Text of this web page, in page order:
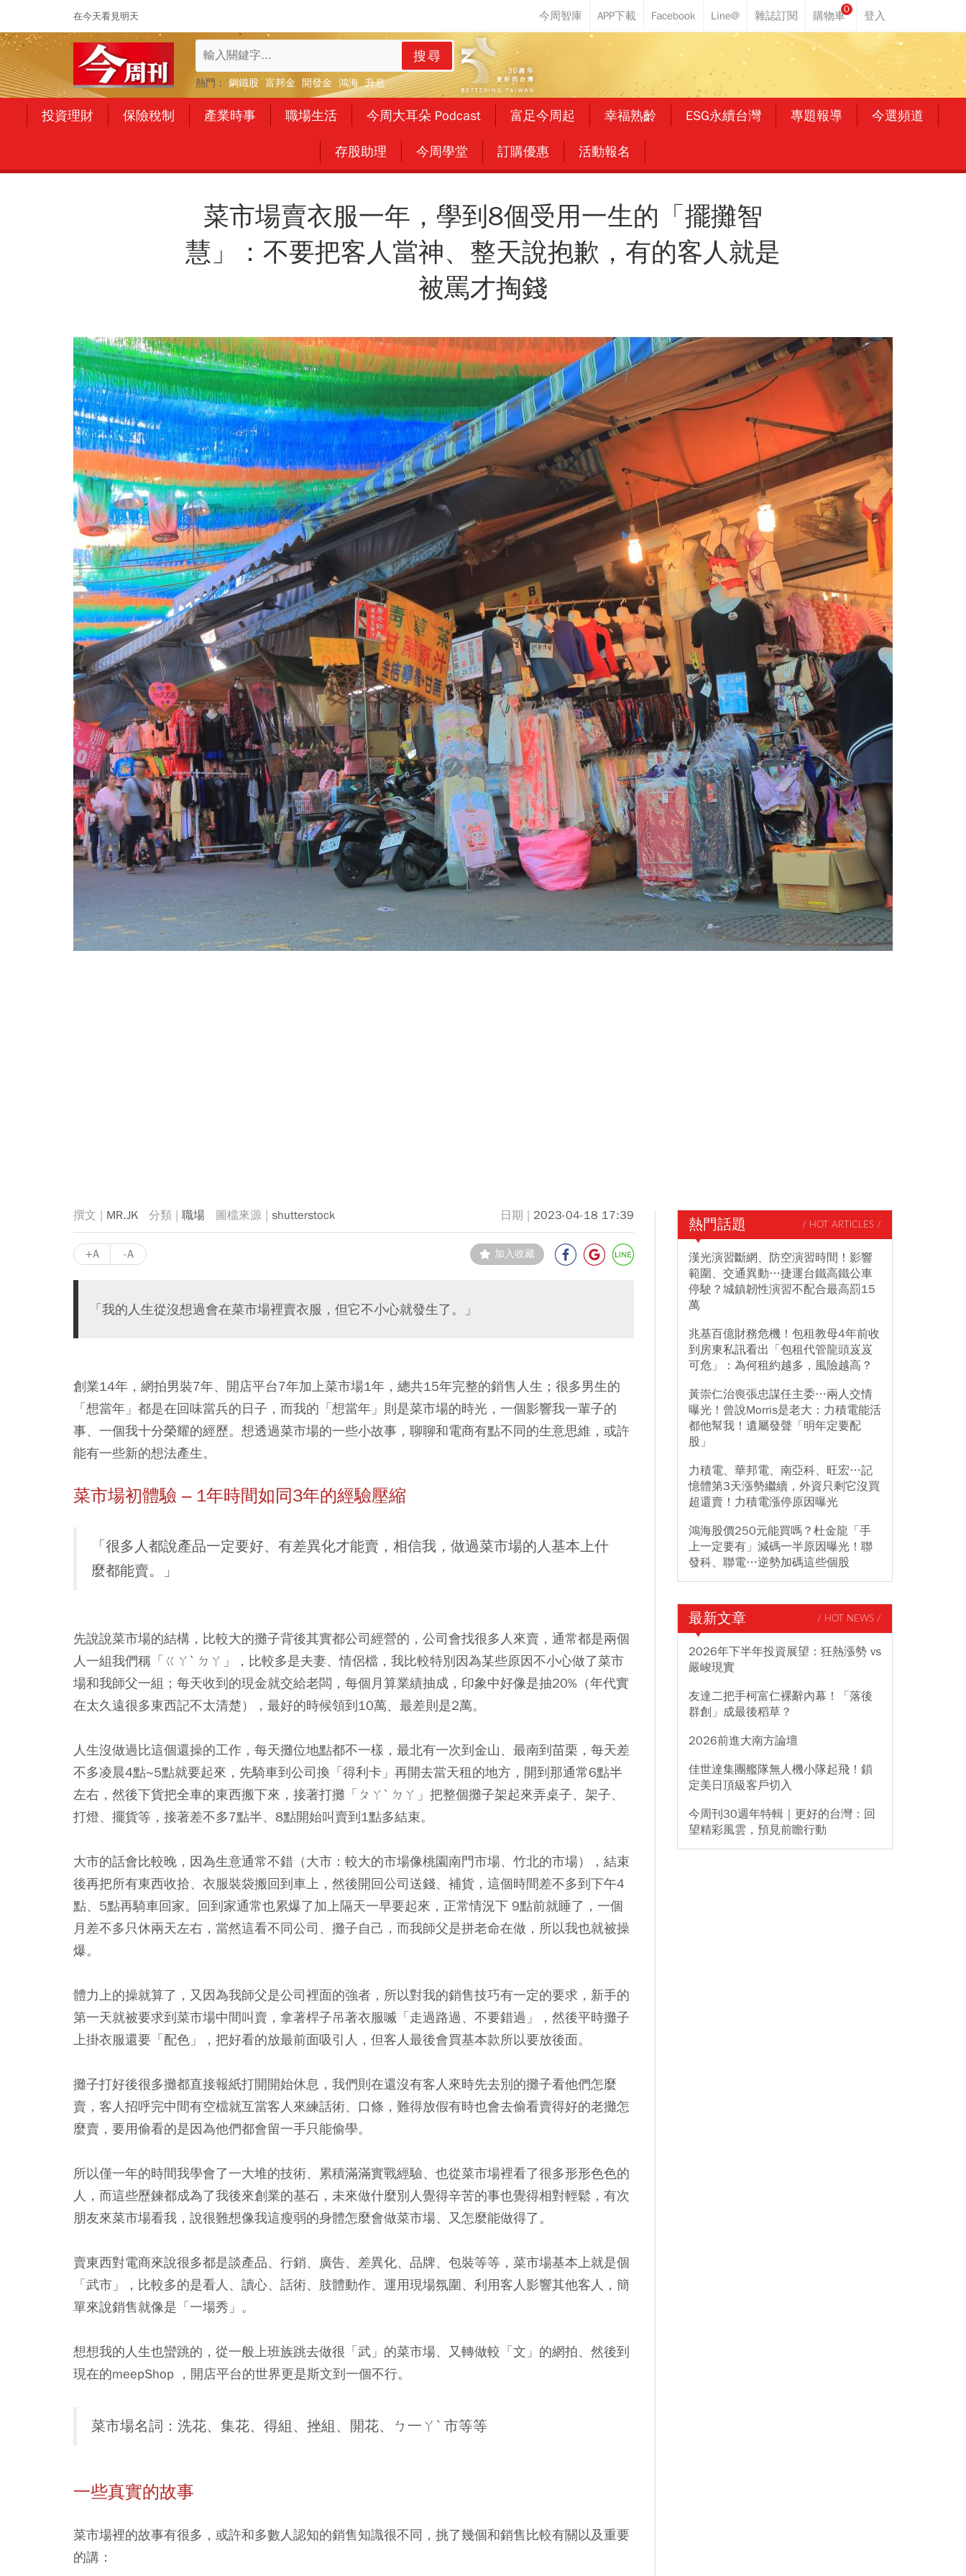
在今天看見明天
0
搜尋
熱門： 鋼鐵股 富邦金 開發金 鴻海 升息
投資理財 保險稅制 產業時事 職場生活 今周大耳朵 Podcast 富足今周起 幸福熟齡 ESG永續台灣 專題報導 今選頻道
存股助理 今周學堂 訂購優惠 活動報名
菜市場賣衣服一年，學到8個受用一生的「擺攤智
慧」：不要把客人當神、整天說抱歉，有的客人就是
被罵才掏錢
MR.JK 職場 shutterstock 2023-04-18 17:39
+A -A 加入收藏
「我的人生從沒想過會在菜市場裡賣衣服，但它不小心就發生了。」
創業14年，網拍男裝7年、開店平台7年加上菜市場1年，總共15年完整的銷售人生；很多男生的
「想當年」都是在回味當兵的日子，而我的「想當年」則是菜市場的時光，一個影響我一輩子的
事、一個我十分榮耀的經歷。想透過菜市場的一些小故事，聊聊和電商有點不同的生意思維，或許
能有一些新的想法產生。
菜市場初體驗 – 1年時間如同3年的經驗壓縮
「很多人都說產品一定要好、有差異化才能賣，相信我，做過菜市場的人基本上什
麼都能賣。」
先說說菜市場的結構，比較大的攤子背後其實都公司經營的，公司會找很多人來賣，通常都是兩個
人一組我們稱「ㄍㄚˋ ㄉㄚ」，比較多是夫妻、情侶檔，我比較特別因為某些原因不小心做了菜市
場和我師父一組；每天收到的現金就交給老闆，每個月算業績抽成，印象中好像是抽20%（年代實
在太久遠很多東西記不太清楚）， 最好的時候領到10萬、最差則是2萬。
人生沒做過比這個還操的工作，每天攤位地點都不一樣，最北有一次到金山、最南到苗栗，每天差
不多凌晨4點~5點就要起來，先騎車到公司換「得利卡」再開去當天租的地方，開到那通常6點半
左右，然後下貨把全車的東西搬下來，接著打攤「ㄆㄚˋ ㄉㄚ」把整個攤子架起來弄桌子、架子、
打燈、擺貨等，接著差不多7點半、8點開始叫賣到1點多結束。
大市的話會比較晚，因為生意通常不錯（大市：較大的市場像桃園南門市場、竹北的市場），結束
後再把所有東西收拾、衣服裝袋搬回到車上，然後開回公司送錢、補貨，這個時間差不多到下午4
點、5點再騎車回家。回到家通常也累爆了加上隔天一早要起來，正常情況下 9點前就睡了， 一個
月差不多只休兩天左右，當然這看不同公司、攤子自己，而我師父是拼老命在做，所以我也就被操
爆。
體力上的操就算了，又因為我師父是公司裡面的強者，所以對我的銷售技巧有一定的要求， 新手的
第一天就被要求到菜市場中間叫賣，拿著桿子吊著衣服喴「走過路過、不要錯過」，然後平時攤子
上掛衣服還要「配色」，把好看的放最前面吸引人，但客人最後會買基本款所以要放後面。
攤子打好後很多攤都直接報紙打開開始休息，我們則在還沒有客人來時先去別的攤子看他們怎麼
賣，客人招呼完中間有空檔就互當客人來練話術、口條，難得放假有時也會去偷看賣得好的老攤怎
麼賣，要用偷看的是因為他們都會留一手只能偷學。
所以僅一年的時間我學會了一大堆的技術、累積滿滿實戰經驗、也從菜市場裡看了很多形形色色的
人，而這些歷鍊都成為了我後來創業的基石，未來做什麼別人覺得辛苦的事也覺得相對輕鬆，有次
朋友來菜市場看我，說很難想像我這瘦弱的身體怎麼會做菜市場、又怎麼能做得了。
賣東西對電商來說很多都是談產品、行銷、廣告、差異化、品牌、包裝等等，菜市場基本上就是個
「武市」，比較多的是看人、讀心、話術、肢體動作、運用現場氛圍、利用客人影響其他客人，簡
單來說銷售就像是「一場秀」。
想想我的人生也蠻跳的，從一般上班族跳去做很「武」的菜市場、又轉做較「文」的網拍、然後到
現在的meepShop ，開店平台的世界更是斯文到一個不行。
菜市場名詞：洗花、集花、得組、挫組、開花、ㄅ一ㄚˋ 市等等
一些真實的故事
菜市場裡的故事有很多，或許和多數人認知的銷售知識很不同，挑了幾個和銷售比較有關以及重要
的講：
熱門話題 / HOT ARTICLES /
漢光演習斷網、防空演習時間！影響
範圍、交通異動…捷運台鐵高鐵公車
停駛？城鎮韌性演習不配合最高罰15
萬
兆基百億財務危機！包租教母4年前收
到房東私訊看出「包租代管龍頭岌岌
可危」：為何租約越多，風險越高？
黃崇仁治喪張忠謀任主委…兩人交情
曝光！曾說Morris是老大：力積電能活
都他幫我！遺屬發聲「明年定要配
股」
力積電、華邦電、南亞科、旺宏…記
憶體第3天漲勢繼續，外資只剩它沒買
超還賣！力積電漲停原因曝光
鴻海股價250元能買嗎？杜金龍「手
上一定要有」減碼一半原因曝光！聯
發科、聯電…逆勢加碼這些個股
最新文章 / HOT NEWS /
2026年下半年投資展望：狂熱漲勢 vs
嚴峻現實
友達二把手柯富仁裸辭內幕！「落後
群創」成最後稻草？
2026前進大南方論壇
佳世達集團艦隊無人機小隊起飛！鎖
定美日頂級客戶切入
今周刊30週年特輯｜更好的台灣：回
望精彩風雲，預見前瞻行動